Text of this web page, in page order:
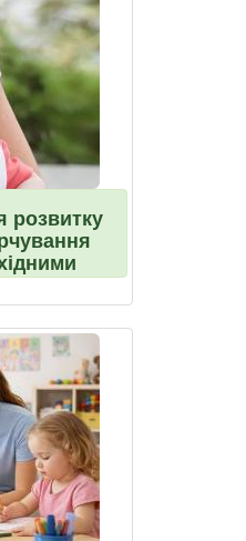
розвитку